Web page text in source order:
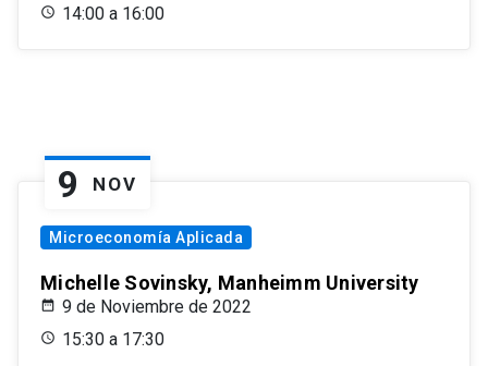
14:00 a 16:00
9 NOV
Microeconomía Aplicada
Michelle Sovinsky, Manheimm University
9 de Noviembre de 2022
15:30 a 17:30